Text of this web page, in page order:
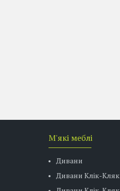
М'які меблі
Дивани
Дивани Клік-Кляк